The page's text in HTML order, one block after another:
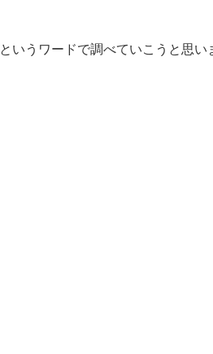
というワードで調べていこうと思い